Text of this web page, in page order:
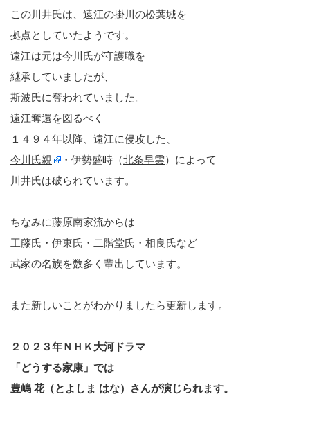
この川井氏は、遠江の掛川の松葉城を
拠点としていたようです。
遠江は元は今川氏が守護職を
継承していましたが、
斯波氏に奪われていました。
遠江奪還を図るべく
１４９４年以降、遠江に侵攻した、
今川氏親
・伊勢盛時（北条早雲）によって
川井氏は破られています。
ちなみに藤原南家流からは
工藤氏・伊東氏・二階堂氏・相良氏など
武家の名族を数多く輩出しています。
また新しいことがわかりましたら更新します。
２０２３年ＮＨＫ大河ドラマ
「どうする家康」では
豊嶋 花（とよしま はな）さんが演じられます。